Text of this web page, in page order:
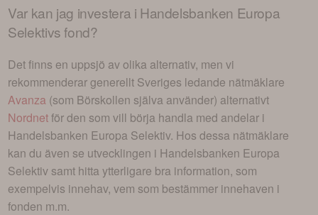
Var kan jag investera i Handelsbanken Europa
Selektivs fond?
Det finns en uppsjö av olika alternativ, men vi
rekommenderar generellt Sveriges ledande nätmäklare
Avanza (som Börskollen själva använder) alternativt
Nordnetför den som vill börja handla med andelar i
Handelsbanken Europa Selektiv. Hos dessa nätmäklare
kan du även se utvecklingen i Handelsbanken Europa
Selektiv samt hitta ytterligare bra information, som
exempelvis innehav, vem som bestämmer innehaven i
fonden m.m.